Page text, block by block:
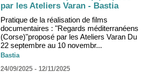
par les Ateliers Varan - Bastia
Pratique de la réalisation de films
documentaires : "Regards méditerranéens
(Corse)"proposé par les Ateliers Varan Du
22 septembre au 10 novembr...
Bastia
24/09/2025 - 12/11/2025